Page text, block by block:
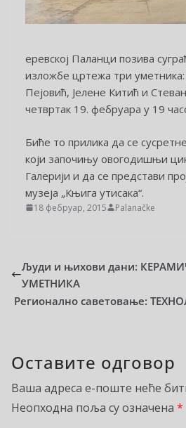
еревској Паланци позива
изложбе цртежа три
Пејовић, Јелене Китић и
четвртак 19. фебруара у 19
Биће то прилика да се
који започињу овогодишњи
Галерији и да се представи
музеја „Књига утисака“.
18 фебруар, 2015 Palanačke
Људи и њихови дани:
УМЕТНИКА
Регионално саветовање:
Оставите одговор
Ваша адреса е-поште неће
Неопходна поља су означена *